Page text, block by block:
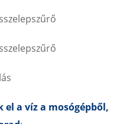
a víz a mosógépből,